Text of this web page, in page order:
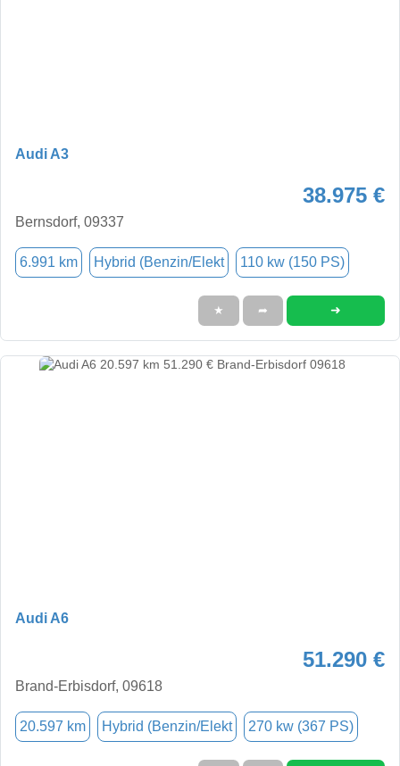
Audi A3
38.975 €
Bernsdorf, 09337
6.991 km Hybrid (Benzin/Elekt 110 kw (150 PS)
★ ➦ ➜
Audi A6
51.290 €
Brand-Erbisdorf, 09618
20.597 km Hybrid (Benzin/Elekt 270 kw (367 PS)